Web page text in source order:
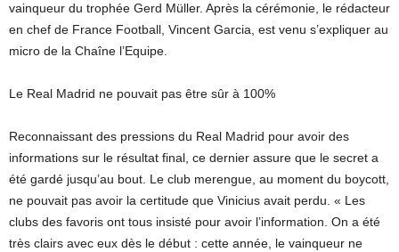
vainqueur du trophée Gerd Müller. Après la cérémonie, le rédacteur
en chef de France Football, Vincent Garcia, est venu s’expliquer au
micro de la Chaîne l’Equipe.
Le Real Madrid ne pouvait pas être sûr à 100%
Reconnaissant des pressions du Real Madrid pour avoir des
informations sur le résultat final, ce dernier assure que le secret a
été gardé jusqu’au bout. Le club merengue, au moment du boycott,
ne pouvait pas avoir la certitude que Vinicius avait perdu. « Les
clubs des favoris ont tous insisté pour avoir l’information. On a été
très clairs avec eux dès le début : cette année, le vainqueur ne